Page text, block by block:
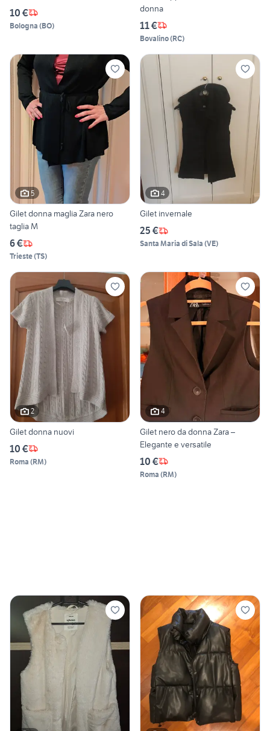
10 €
Bologna (BO)
donna
11 €
Bovalino(RC)
5
Gilet donna maglia Zara nero
taglia M
6 €
Trieste(TS)
4
Gilet invernale
25 €
Santa Maria di Sala (VE)
2
Gilet donna nuovi
10 €
Roma (RM)
4
Gilet nero da donna Zara –
Elegante e versatile
10 €
Roma (RM)